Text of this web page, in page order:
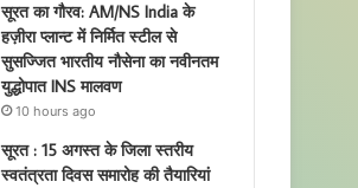
सूरत का गौरव: AM/NS India के
हज़ीरा प्लान्ट में निर्मित स्टील से
सुसज्जित भारतीय नौसेना का नवीनतम
युद्धोपात INS मालवण
10 hours ago
सूरत : 15 अगस्त के जिला स्तरीय
स्वतंत्रता दिवस समारोह की तैयारियां